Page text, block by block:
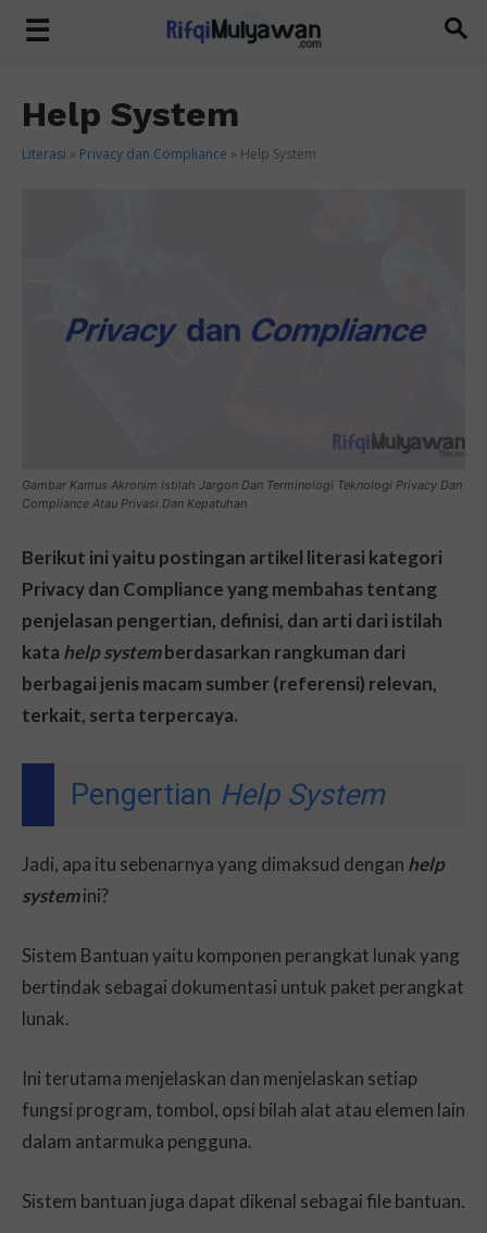
Help System
Literasi » Privacy dan Compliance » Help System
Gambar Kamus Akronim Istilah Jargon Dan Terminologi Teknologi Privacy Dan
Compliance Atau Privasi Dan Kepatuhan
Berikut ini yaitu postingan artikel literasi kategori
Privacy dan Compliance yang membahas tentang
penjelasan pengertian, definisi, dan arti dari istilah
kata help systemberdasarkan rangkuman dari
berbagai jenis macam sumber (referensi) relevan,
terkait, serta terpercaya.
Pengertian Help System
Jadi, apa itu sebenarnya yang dimaksud dengan help
systemini?
Sistem Bantuan yaitu komponen perangkat lunak yang
bertindak sebagai dokumentasi untuk paket perangkat
lunak.
Ini terutama menjelaskan dan menjelaskan setiap
fungsi program, tombol, opsi bilah alat atau elemen lain
dalam antarmuka pengguna.
Sistem bantuan juga dapat dikenal sebagai file bantuan.